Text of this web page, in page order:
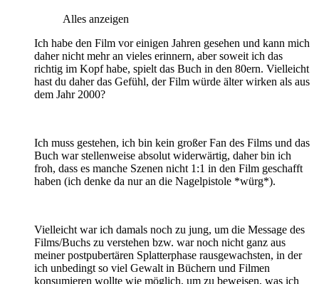
Alles anzeigen
Ich habe den Film vor einigen Jahren gesehen und kann mich
daher nicht mehr an vieles erinnern, aber soweit ich das
richtig im Kopf habe, spielt das Buch in den 80ern. Vielleicht
hast du daher das Gefühl, der Film würde älter wirken als aus
dem Jahr 2000?
Ich muss gestehen, ich bin kein großer Fan des Films und das
Buch war stellenweise absolut widerwärtig, daher bin ich
froh, dass es manche Szenen nicht 1:1 in den Film geschafft
haben (ich denke da nur an die Nagelpistole *würg*).
Vielleicht war ich damals noch zu jung, um die Message des
Films/Buchs zu verstehen bzw. war noch nicht ganz aus
meiner postpubertären Splatterphase rausgewachsten, in der
ich unbedingt so viel Gewalt in Büchern und Filmen
konsumieren wollte wie möglich, um zu beweisen, was ich